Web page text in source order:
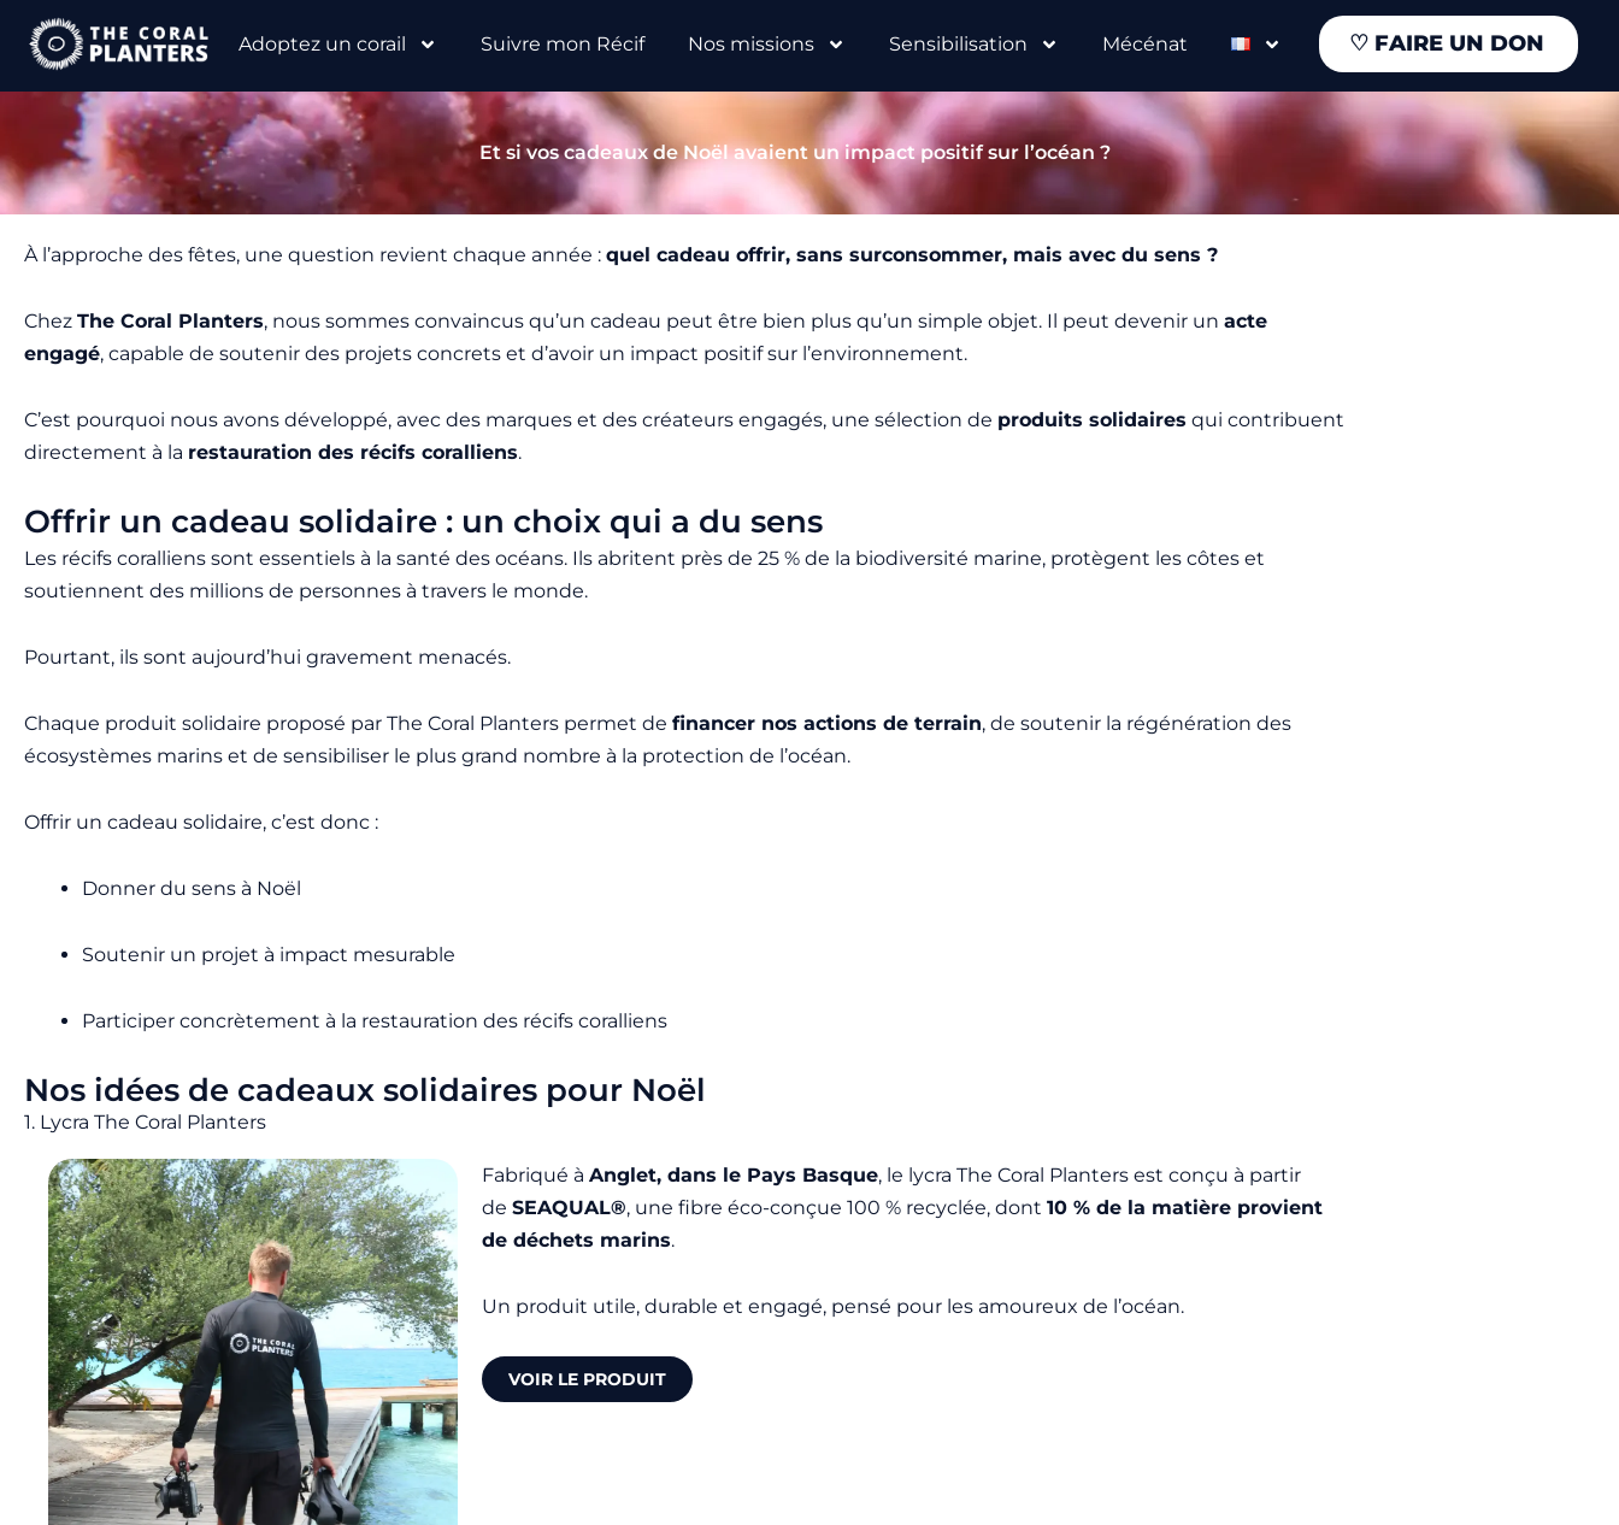
Adoptez un corail Suivre mon Récif Nos missions Sensibilisation Mécénat ♡ FAIRE UN DON
Et si vos cadeaux de Noël avaient un impact positif sur l’océan ?
À l’approche des fêtes, une question revient chaque année : quel cadeau offrir, sans surconsommer, mais avec du sens ?
Chez The Coral Planters, nous sommes convaincus qu’un cadeau peut être bien plus qu’un simple objet. Il peut devenir un acte
engagé, capable de soutenir des projets concrets et d’avoir un impact positif sur l’environnement.
C’est pourquoi nous avons développé, avec des marques et des créateurs engagés, une sélection de produits solidaires qui contribuent
directement à la restauration des récifs coralliens.
Offrir un cadeau solidaire : un choix qui a du sens
Les récifs coralliens sont essentiels à la santé des océans. Ils abritent près de 25 % de la biodiversité marine, protègent les côtes et
soutiennent des millions de personnes à travers le monde.
Pourtant, ils sont aujourd’hui gravement menacés.
Chaque produit solidaire proposé par The Coral Planters permet de financer nos actions de terrain, de soutenir la régénération des
écosystèmes marins et de sensibiliser le plus grand nombre à la protection de l’océan.
Offrir un cadeau solidaire, c’est donc :
Donner du sens à Noël
Soutenir un projet à impact mesurable
Participer concrètement à la restauration des récifs coralliens
Nos idées de cadeaux solidaires pour Noël
1. Lycra The Coral Planters
Fabriqué à Anglet, dans le Pays Basque, le lycra The Coral Planters est conçu à partir
de SEAQUAL®, une fibre éco-conçue 100 % recyclée, dont 10 % de la matière provient
de déchets marins.
Un produit utile, durable et engagé, pensé pour les amoureux de l’océan.
VOIR LE PRODUIT